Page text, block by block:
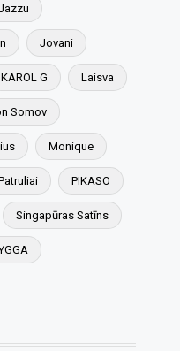
Jovani
KAROL G Laisva
Somov
Monique
PIKASO
Singapūras Satīns